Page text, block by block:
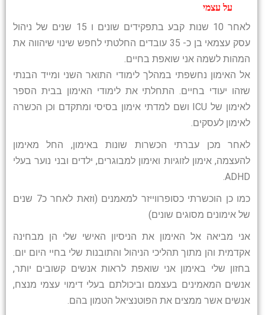
על עצמי
לאחר 10 שנות קבע בתפקידים שונים ו 15 שנים של ניהול
עסק עצמאי בן כ- 35 עובדים החלטתי לחפש שינוי שיהווה את
המהות לשמה אני שואפת בחיים.
אל האימון נחשפתי במהלך לימודי התואר השני ומייד הבנתי
שזהו יעודי בחיים. התחלתי את לימודי האימון בבית הספר
לאימון של ICU ושם למדתי אימון בסיסי ומתקדם וכן הכשרה
לאימון לעסקים.
לאחר מכן עברתי הכשרות שונות באימון, החל מאימון
להעצמה, אימון לזוגיות ואימון למבוגרים, ילדים ובני נוער בעלי
ADHD.
כמו כן הוכשרתי כסופרווייזר למאמנים (וזאת לאחר כ7 שנים
של אימונים מסוגים שונים)
אני מביאה אל האימון את הניסיון האישי שלי הן מבחינה
אקדמית והן מתוך תהליכי הניהול והתובנות שלי בחיי היום יום.
בחזון שלי באימון אני שואפת לראות אנשים קשובים יותר,
אנשים המאמינים בעצמם וביכולתם בעלי דימוי עצמי מנצח,
אנשים אשר ממצים את הפוטנציאל הטמון בהם.